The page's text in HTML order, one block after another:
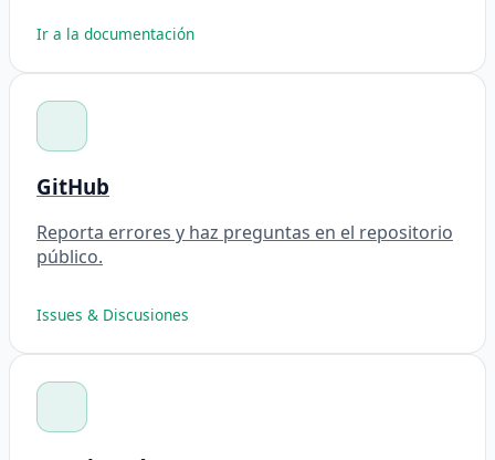
Ir a la documentación
GitHub
Reporta errores y haz preguntas en el repositorio
público.
Issues & Discusiones